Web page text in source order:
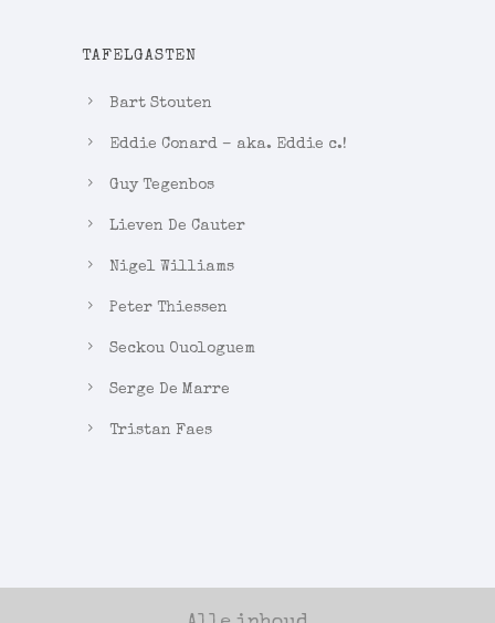
TAFELGASTEN
Bart Stouten
Eddie Conard – aka. Eddie c.!
Guy Tegenbos
Lieven De Cauter
Nigel Williams
Peter Thiessen
Seckou Ouologuem
Serge De Marre
Tristan Faes